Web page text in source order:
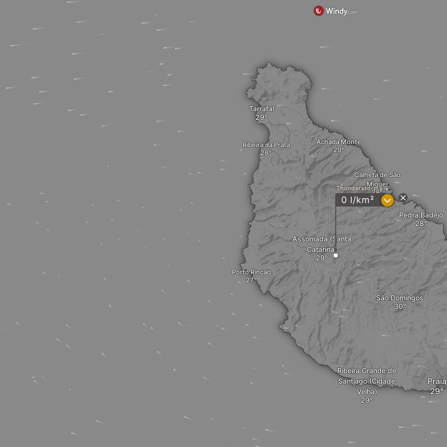
Assomada (Santa
Catarina)
São Domingos
Achada Monte
Calheta de São
Miguel
Porto Rinção
Ribeira Grande de
Santiago (Cidade
Velha)
Ribeira da Prata
Tarrafal
Pedra Badejo
Praia
Thunderstorms
0 l/km² ?